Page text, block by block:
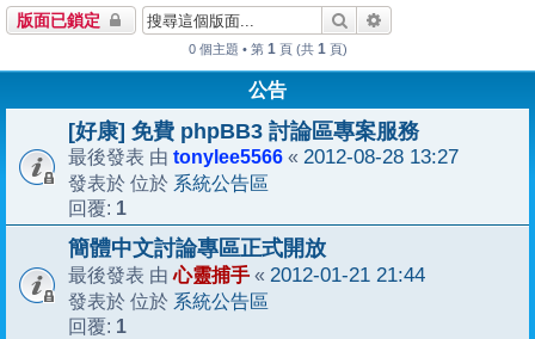
版面已鎖定 搜尋
0 個主題 • 第 1 頁 (共 1 頁)
公告
[好康] 免費 phpBB3 討論區專案服務
最後發表 由 tonylee5566 « 2012-08-28 13:27
發表於 位於 系統公告區
回覆: 1
簡體中文討論專區正式開放
最後發表 由心靈捕手 « 2012-01-21 21:44
發表於 位於 系統公告區
回覆: 1